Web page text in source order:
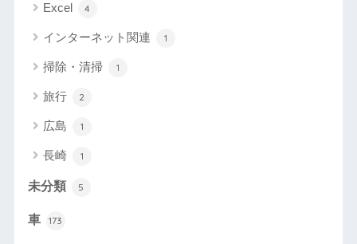
Excel 4
インターネット関連 1
掃除・清掃 1
旅行 2
広島 1
長崎 1
未分類 5
車 173